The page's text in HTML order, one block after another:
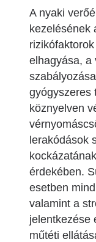
A nyaki
kezelésének
elhagyása, a
gyógyszeres
köznyelven
lerakódások
érdekében.
esetben
valamint a
jelentkezése
műtéti